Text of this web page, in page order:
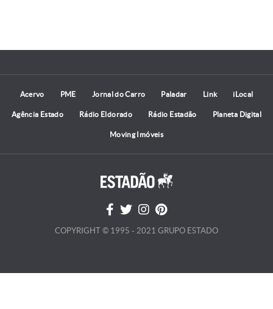
Acervo PME Jornal do Carro Paladar Link iLocal
Agência Estado Rádio Eldorado Rádio Estadão Planeta Digital
Moving Imóveis
COPYRIGHT © 1995 - 2021 GRUPO ESTADO